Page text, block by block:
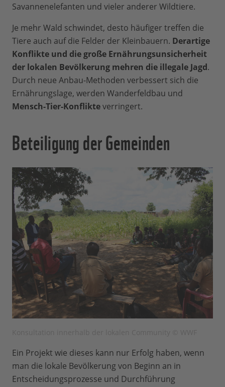
Savannenelefanten und vieler anderer Wildtiere.
Je mehr Wald schwindet, desto häufiger treffen die
Tiere auch auf die Felder der Kleinbauern. Derartige
Konflikte und die große Ernährungsunsicherheit
der lokalen Bevölkerung mehren die illegale Jagd.
Durch neue Anbau-Methoden verbessert sich die
Ernährungslage, werden Wanderfeldbau und
Mensch-Tier-Konflikteverringert.
Beteiligung der Gemeinden
Ein Projekt wie dieses kann nur Erfolg haben, wenn
man die lokale Bevölkerung von Beginn an in
Entscheidungsprozesse und Durchführung